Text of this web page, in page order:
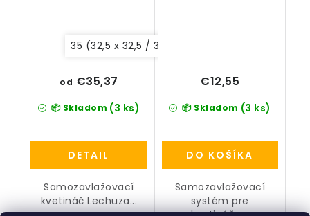
35 (32,5 x 32,5 / 32,5 cm)
📦 Skladom (3 ks)
od €35,37
DETAIL
Samozavlažovací
kvetináč Lechuza...
📦 Skladom (3 ks)
€12,55
DO KOŠÍKA
Samozavlažovací
systém pre